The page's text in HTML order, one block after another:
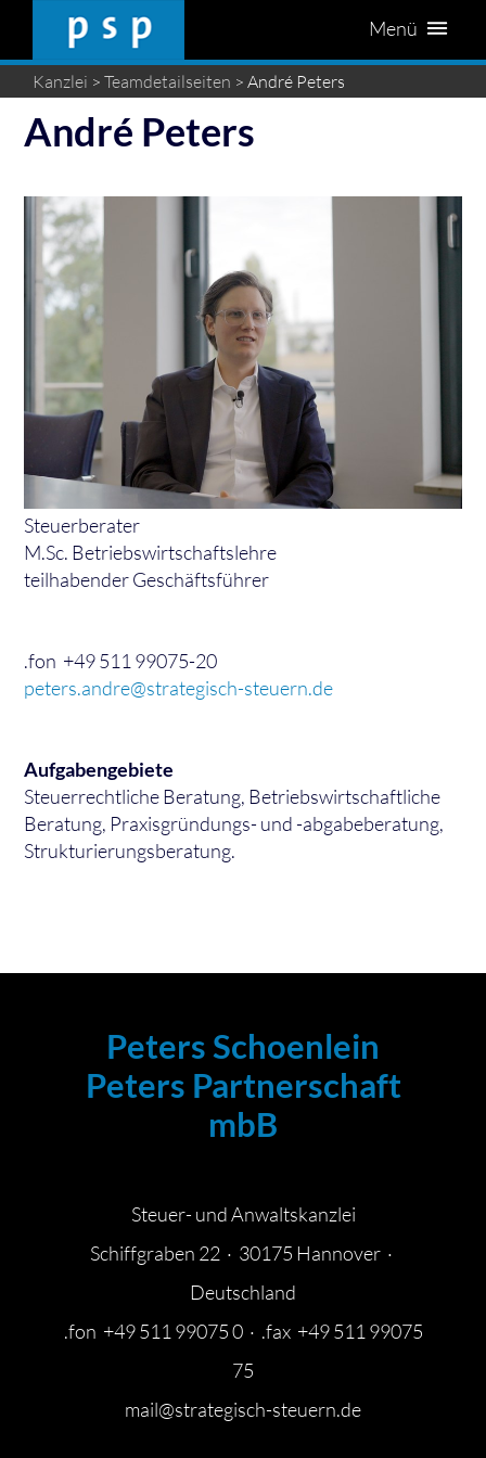
Menü
Kanzlei > Teamdetailseiten > André Peters
André Peters
Steuerberater
M.Sc. Betriebswirtschaftslehre
teilhabender Geschäftsführer
.fon +49 511 99075-20
peters.andre@strategisch-steuern.de
Aufgabengebiete
Steuerrechtliche Beratung, Betriebswirtschaftliche
Beratung, Praxisgründungs- und -abgabeberatung,
Strukturierungsberatung.
Peters Schoenlein
Peters Partnerschaft
mbB
Steuer- und Anwaltskanzlei
Schiffgraben 22 · 30175 Hannover ·
Deutschland
.fon +49 511 99075 0 · .fax +49 511 99075
75
mail@strategisch-steuern.de